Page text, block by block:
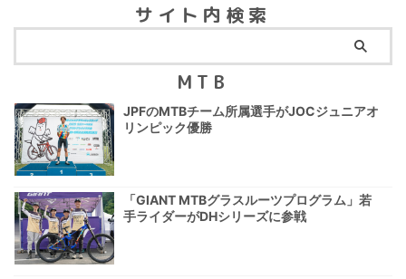
サイト内検索
MTB
JPFのMTBチーム所属選手がJOCジュニアオ
リンピック優勝
「GIANT MTBグラスルーツプログラム」若
手ライダーがDHシリーズに参戦